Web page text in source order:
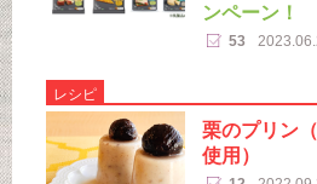
ンペーン！
53
レシピ
栗のプリン
使用）